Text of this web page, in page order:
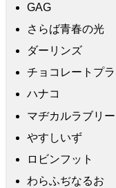
GAG
さらば青春の光
ダーリンズ
チョコレートプラ
ハナコ
マヂカルラブリー
やすしいず
ロビンフット
わらふぢなるお